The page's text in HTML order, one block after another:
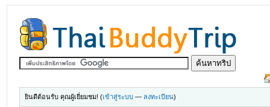
ยินดีต้อนรับ คุณผู้เยี่ยมชม! (เข้าสู่ระบบ — ลงทะเบียน)